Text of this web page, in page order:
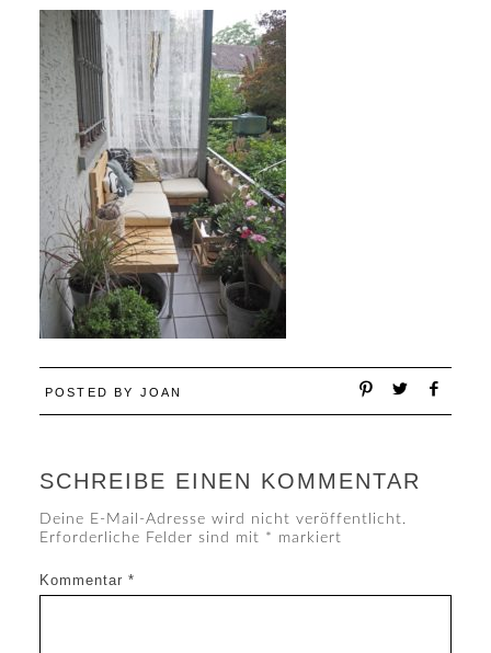
POSTED BY JOAN
SCHREIBE EINEN KOMMENTAR
Deine E-Mail-Adresse wird nicht veröffentlicht.
Erforderliche Felder sind mit * markiert
Kommentar *